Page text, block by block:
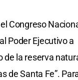
Congreso
Poder Ejecutivo a
de la reserva
de Santa Fe”.